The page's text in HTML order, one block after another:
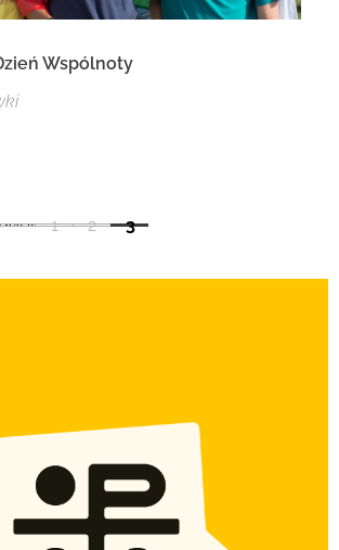
Wspólnoty
1 2 3